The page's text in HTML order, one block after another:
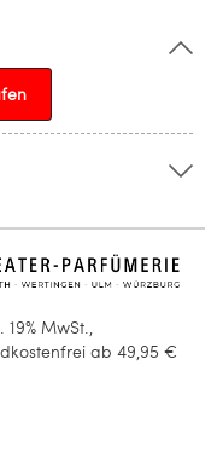
MwSt.,
ab 49,95 €